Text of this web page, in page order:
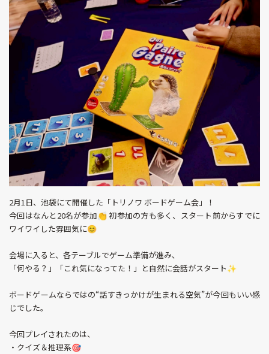
2月1日、池袋にて開催した「トリノワ ボードゲーム会」！
今回はなんと20名が参加👏 初参加の方も多く、スタート前からすでに
ワイワイした雰囲気に😊
会場に入ると、各テーブルでゲーム準備が進み、
「何やる？」「これ気になってた！」と自然に会話がスタート✨
ボードゲームならではの“話すきっかけが生まれる空気”が今回もいい感
じでした。
今回プレイされたのは、
・クイズ＆推理系🎯